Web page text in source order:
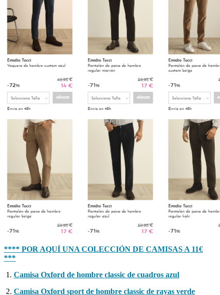
**** POR AQUÍ UNA COLECCIÓN DE CAMISAS A 11€
***
Camisa Oxford de hombre classic de cuadros azul
Camisa Oxford sport de hombre classic de rayas verde